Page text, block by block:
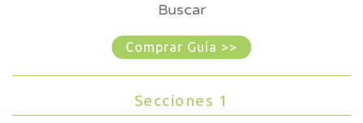
Buscar
Comprar Guía >>
Secciones 1